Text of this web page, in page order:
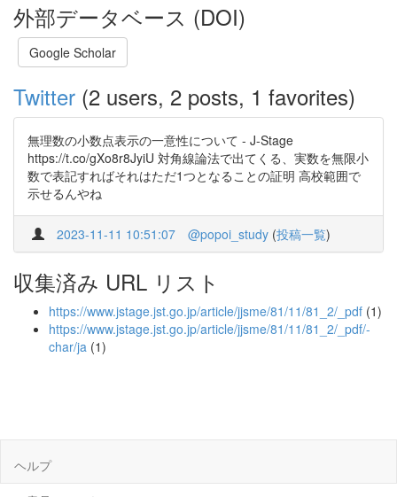
外部データベース (DOI)
Google Scholar
Twitter (2 users, 2 posts, 1 favorites)
無理数の小数点表示の一意性について - J-Stage
https://t.co/gXo8r8JyiU 対角線論法で出てくる、実数を無限小
数で表記すればそれはただ1つとなることの証明 高校範囲で
示せるんやね
2023-11-11 10:51:07 @popoi_study (投稿一覧)
収集済み URL リスト
https://www.jstage.jst.go.jp/article/jjsme/81/11/81_2/_pdf (1)
https://www.jstage.jst.go.jp/article/jjsme/81/11/81_2/_pdf/-
char/ja (1)
ヘルプ